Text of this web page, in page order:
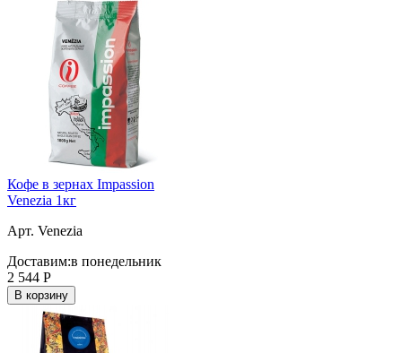
Кофе в зернах Impassion
Venezia 1кг
Арт. Venezia
Доставим:в понедельник
2 544 Р
В корзину